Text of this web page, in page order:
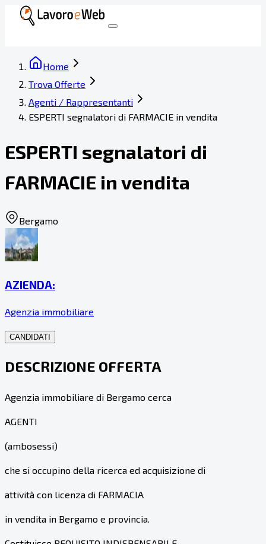
Home
Trova Offerte
Agenti / Rappresentanti
ESPERTI segnalatori di FARMACIE in vendita
ESPERTI segnalatori di
FARMACIE in vendita
Bergamo
AZIENDA:
Agenzia immobiliare
CANDIDATI
DESCRIZIONE OFFERTA
Agenzia immobiliare di Bergamo cerca
AGENTI
(ambosessi)
che si occupino della ricerca ed acquisizione di
attività con licenza di FARMACIA
in vendita in Bergamo e provincia.